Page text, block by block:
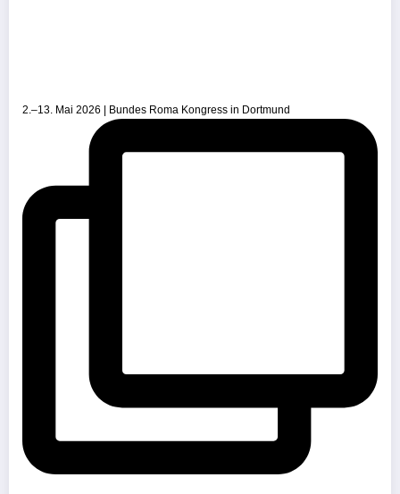
2.–13. Mai 2026 | Bundes Roma Kongress in Dortmund